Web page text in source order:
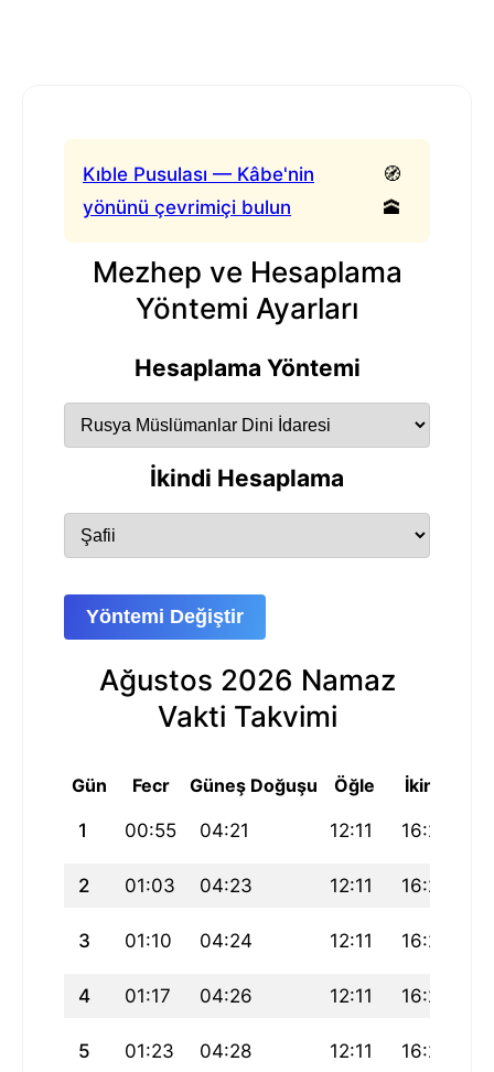
Kıble Pusulası — Kâbe'nin
yönünü çevrimiçi bulun
🧭
🕋
Mezhep ve Hesaplama
Yöntemi Ayarları
Hesaplama Yöntemi
İkindi Hesaplama
Yöntemi Değiştir
Ağustos 2026 Namaz
Vakti Takvimi
Gün Fecr Güneş Doğuşu Öğle İkindi
1 00:55 04:21 12:11 16:23
2 01:03 04:23 12:11 16:23
3 01:10 04:24 12:11 16:22
4 01:17 04:26 12:11 16:21
5 01:23 04:28 12:11 16:20